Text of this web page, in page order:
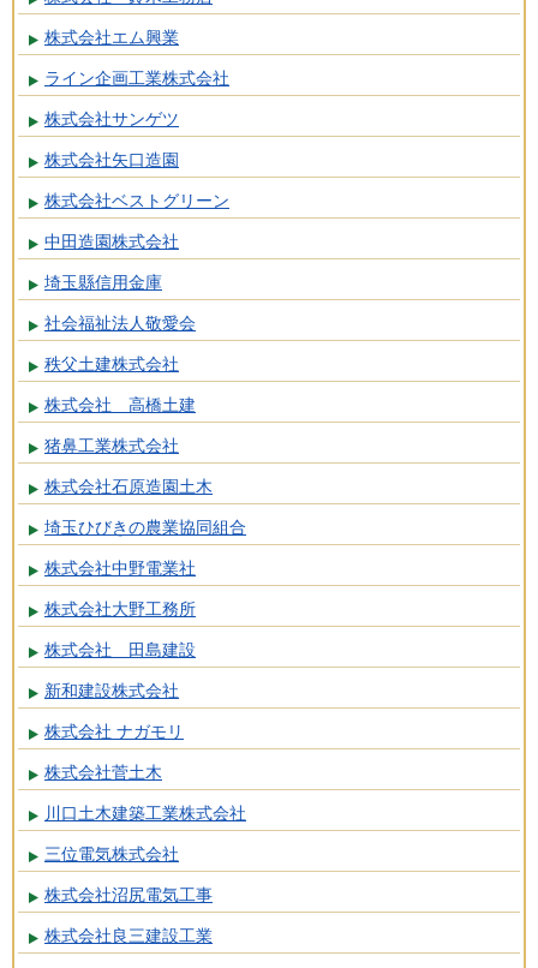
株式会社エム興業
ライン企画工業株式会社
株式会社サンゲツ
株式会社矢口造園
株式会社ベストグリーン
中田造園株式会社
埼玉縣信用金庫
社会福祉法人敬愛会
秩父土建株式会社
株式会社 高橋土建
猪鼻工業株式会社
株式会社石原造園土木
埼玉ひびきの農業協同組合
株式会社中野電業社
株式会社大野工務所
株式会社 田島建設
新和建設株式会社
株式会社 ナガモリ
株式会社菅土木
川口土木建築工業株式会社
三位電気株式会社
株式会社沼尻電気工事
株式会社良三建設工業